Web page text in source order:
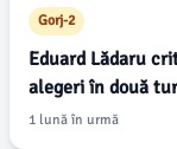
Gorj-2
Eduard Lădaru
alegeri în două
1 lună în urmă